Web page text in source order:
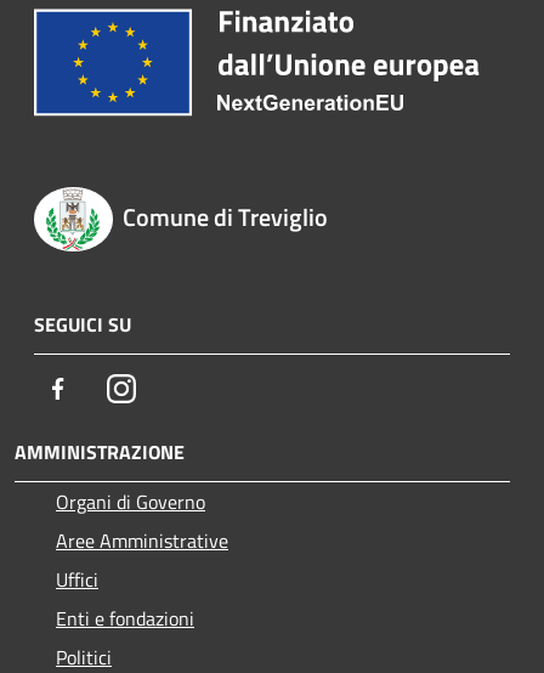
Comune di Treviglio
SEGUICI SU
FacebookInstagram
AMMINISTRAZIONE
Organi di Governo
Aree Amministrative
Uffici
Enti e fondazioni
Politici